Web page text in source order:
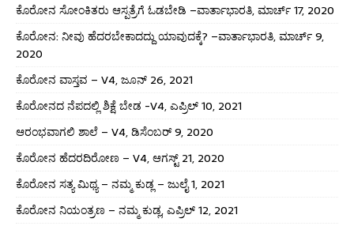
ಕೊರೋನ ಸೋಂಕಿತರು ಆಸ್ಪತ್ರೆಗೆ ಓಡಬೇಡಿ –ವಾರ್ತಾಭಾರತಿ, ಮಾರ್ಚ್ 17, 2020
ಕೊರೋನ: ನೀವು ಹೆದರಬೇಕಾದದ್ದು ಯಾವುದಕ್ಕೆ? –ವಾರ್ತಾಭಾರತಿ, ಮಾರ್ಚ್ 9,
2020
ಕೊರೋನ ವಾಸ್ತವ – V4, ಜೂನ್ 26, 2021
ಕೊರೋನದ ನೆಪದಲ್ಲಿ ಶಿಕ್ಷೆ ಬೇಡ -V4, ಎಪ್ರಿಲ್ 10, 2021
ಆರಂಭವಾಗಲಿ ಶಾಲೆ – V4, ಡಿಸೆಂಬರ್ 9, 2020
ಕೊರೋನ ಹೆದರದಿರೋಣ – V4, ಆಗಸ್ಟ್ 21, 2020
ಕೊರೋನ ಸತ್ಯ ಮಿಥ್ಯ – ನಮ್ಮ ಕುಡ್ಲ – ಜುಲೈ 1, 2021
ಕೊರೋನ ನಿಯಂತ್ರಣ – ನಮ್ಮ ಕುಡ್ಲ, ಎಪ್ರಿಲ್ 12, 2021